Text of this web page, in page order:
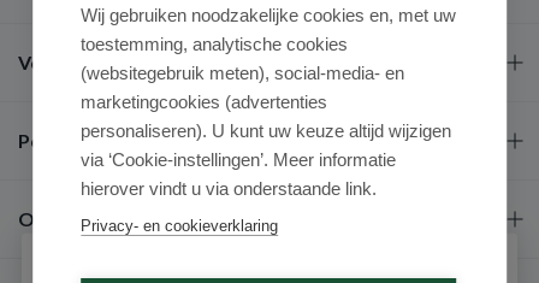
Veel gestelde vragen
Populaire merken
Over ons
Wij gebruiken noodzakelijke cookies en, met uw
toestemming, analytische cookies
(websitegebruik meten), social-media- en
marketingcookies (advertenties
personaliseren). U kunt uw keuze altijd wijzigen
via ‘Cookie-instellingen’. Meer informatie
hierover vindt u via onderstaande link.
Privacy- en cookieverklaring
Schrijf je in voor onze nieuwsbrief